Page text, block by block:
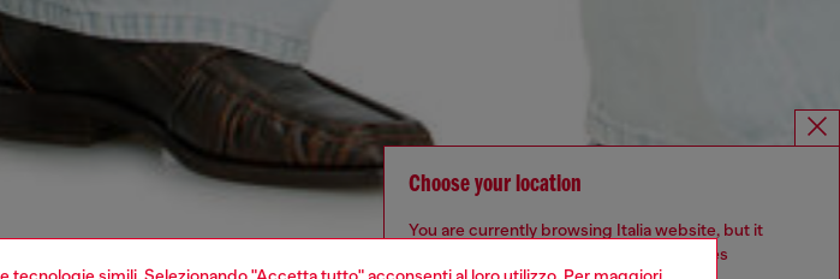
Choose your location
You are currently browsing Italia website, but it
seems you may be based in United States